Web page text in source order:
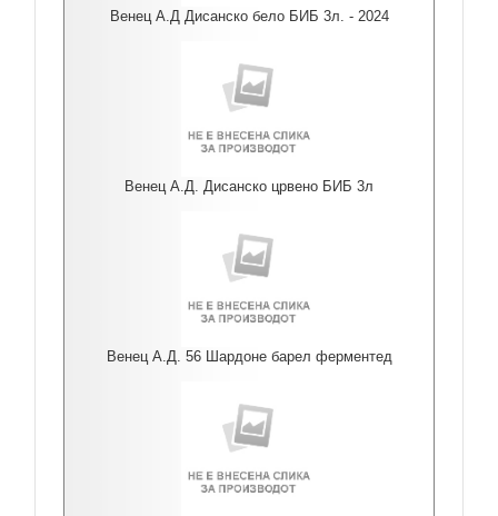
Венец А.Д Дисанско бело БИБ 3л. - 2024
Венец А.Д. Дисанско црвено БИБ 3л
Венец А.Д. 56 Шардоне барел ферментед